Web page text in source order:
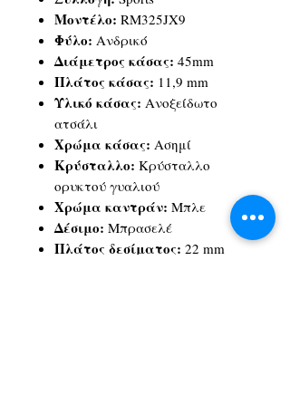
Μοντέλο: RM325JX9
Φύλο: Ανδρικό
Διάμετρος κάσας: 45mm
Πλάτος κάσας: 11,9 mm
Υλικό κάσας: Ανοξείδωτο
ατσάλι
Χρώμα κάσας: Ασημί
Κρύσταλλο: Κρύσταλλο
ορυκτού γυαλιού
Χρώμα καντράν: Μπλε
Δέσιμο: Μπρασελέ
Πλάτος δεσίματος: 22 mm